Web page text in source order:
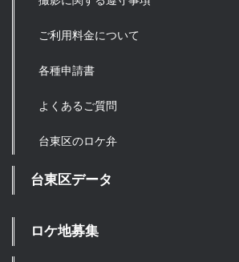
ご利用料金について
各種申請書
よくあるご質問
台東区のロケ弁
台東区データ
ロケ地募集